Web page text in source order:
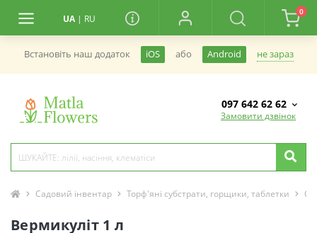
UA | RU
0
Встановiть наш додаток iOS або Android не зараз
097 642 62 62
Замовити дзвінок
Садовий інвентар Торф'яні субстрати, горщики, таблетки
Вермикуліт 1 л